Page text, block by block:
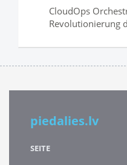
CloudOps
Revolutionierung
piedalies.lv
SEITE